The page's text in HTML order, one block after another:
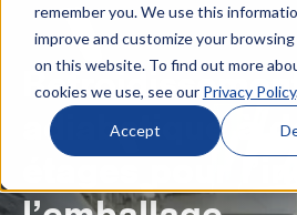
remember you. We use this
improve and customize your
on this website. To find out more
cookies we use, see our Privacy Policy
Accept
IntrCooll :
adiabatique
Refroidissement
d'une
INDUSTRIES
Métallurgie
Boulangeries industrielles
Blog et actualités
Livres blancs et études de cas
Téléchargements
DÉCOUVREZ QUI NOUS SOMMES
Contactez
Service
SWITCH TO
Deutsch
English
adiabatique à
étages pour